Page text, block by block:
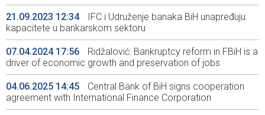
21.09.2023 12:34
IFC i Udruženje banaka BiH unapređuju
kapacitete u bankarskom sektoru
07.04.2024 17:56
Ridžalović: Bankruptcy reform in FBiH is a
driver of economic growth and preservation of jobs
04.06.2025 14:45
Central Bank of BiH signs cooperation
agreement with International Finance Corporation